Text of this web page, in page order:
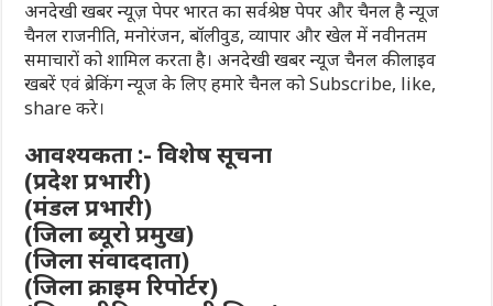
अनदेखी खबर न्यूज़ पेपर भारत का सर्वश्रेष्ठ पेपर और चैनल है न्यूज
चैनल राजनीति, मनोरंजन, बॉलीवुड, व्यापार और खेल में नवीनतम
समाचारों को शामिल करता है। अनदेखी खबर न्यूज चैनल की लाइव
खबरें एवं ब्रेकिंग न्यूज के लिए हमारे चैनल को Subscribe, like,
share करे।
आवश्यकता :- विशेष सूचना
(प्रदेश प्रभारी)
(मंडल प्रभारी)
(जिला ब्यूरो प्रमुख)
(जिला संवाददाता)
(जिला क्राइम रिपोर्टर)